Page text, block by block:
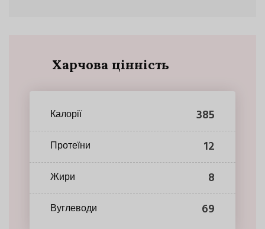
Харчова цінність
Калорії 385
Протеїни 12
Жири 8
Вуглеводи 69